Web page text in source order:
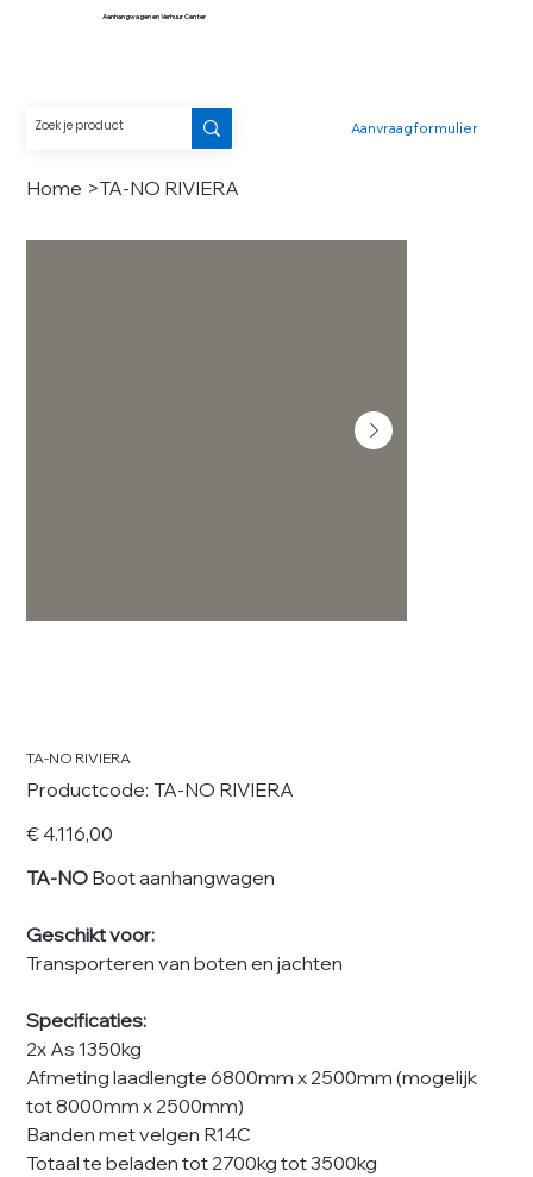
Aanhangwagen en Verhuur Center
Aanvraagformulier
Home >TA-NO RIVIERA
TA-NO RIVIERA
Productcode: Productcode
TA-
TA-NO RIVIERA
Prijs
€ 4.116,00
TA-NO Boot aanhangwagen
Geschikt voor:
Transporteren van boten en jachten
Specificaties:
2x As 1350kg
Afmeting laadlengte 6800mm x 2500mm (mogelijk
tot 8000mm x 2500mm)
Banden met velgen R14C
Totaal te beladen tot 2700kg tot 3500kg